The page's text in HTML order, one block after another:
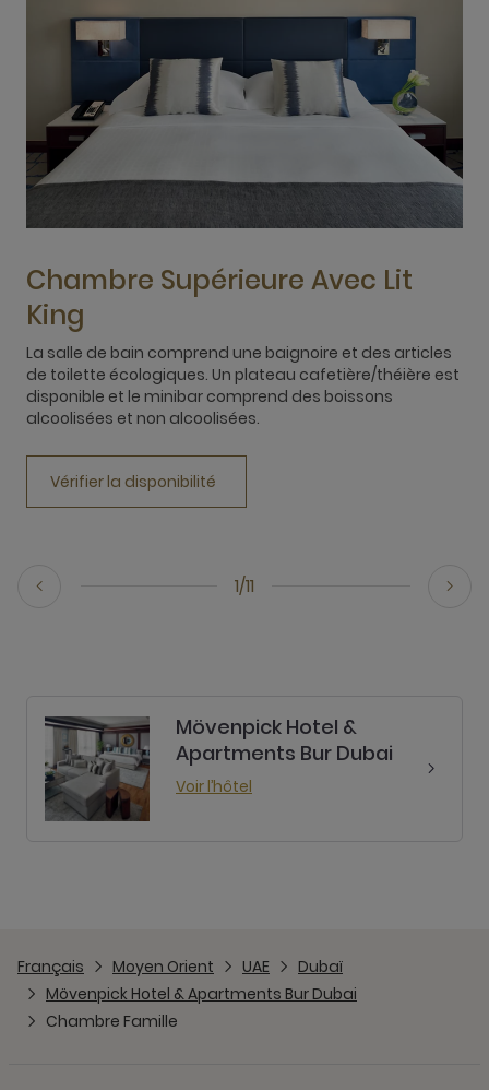
1/11
Chambre Supérieure Avec Lit
King
La salle de bain comprend une baignoire et des articles
de toilette écologiques. Un plateau cafetière/théière est
disponible et le minibar comprend des boissons
alcoolisées et non alcoolisées.
Vérifier la disponibilité
Mövenpick Hotel &
Apartments Bur Dubai
Voir l’hôtel
Français Moyen Orient UAE
Dubaï
Mövenpick Hotel & Apartments Bur Dubai
Chambre Famille